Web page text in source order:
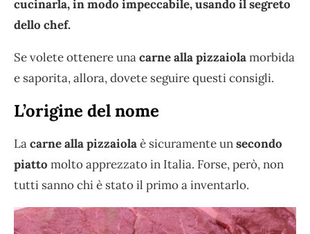
cucinarla, in modo impeccabile, usando il segreto
dello chef.
Se volete ottenere unacarne alla pizzaiolamorbida
e saporita, allora, dovete seguire questi consigli.
L’origine del nome
Lacarne alla pizzaiolaè sicuramente unsecondo
piatto molto apprezzato in Italia. Forse, però, non
tutti sanno chi è stato il primo a inventarlo.